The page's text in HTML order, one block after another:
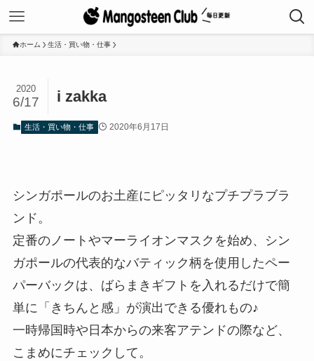
ホーム 生活・買い物・仕事
i zakka
2020
6/17
生活・買い物・仕事 2020年6月17日
シンガポールのお土産にピッタリなプチプラブラ
ンド。
定番のノートやマーライオンマスクを始め、シン
ガポールの代表的なバティック柄を使用したペー
パーバックは、ばらまきギフトを入れるだけで簡
単に「きちんと感」が演出できる優れもの♪
一時帰国時や日本からの来客アテンドの際など、
こまめにチェックして。